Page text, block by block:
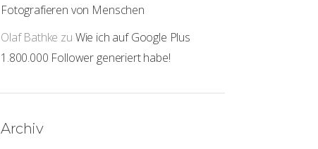
Fotografieren von Menschen
Olaf Bathke zu Wie ich auf Google Plus
1.800.000 Follower generiert habe!
Archiv